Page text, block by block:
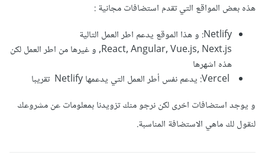
هذه بعض المواقع التي تقدم استضافات مجانية
Netlify: و هذا الموقع يدعم اطر العمل التالية
React, Angular, Vue.js, Next.js, و غيرها من اطر العمل لكن
هذه اشهرها
و يوجد استضافات اخرى لكن نرجو منك تزويدنا بمعلومات عن مشروعك
لنقول لك ماهي الاستضافة المناسبة.